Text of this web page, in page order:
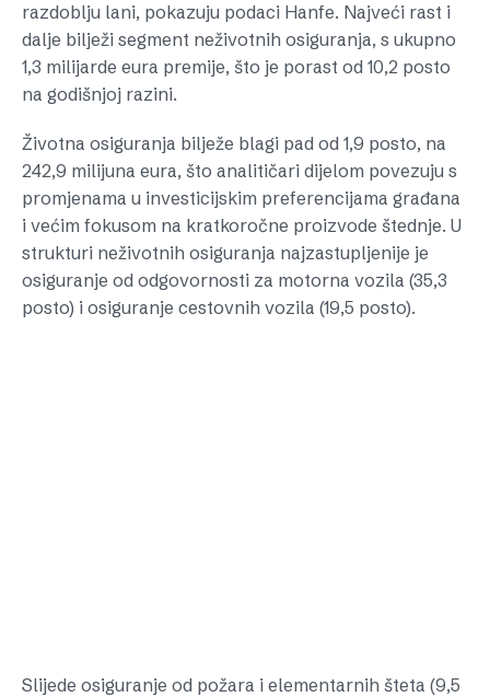
razdoblju lani, pokazuju podaci Hanfe. Najveći rast i
dalje bilježi segment neživotnih osiguranja, s ukupno
1,3 milijarde eura premije, što je porast od 10,2 posto
na godišnjoj razini.
Životna osiguranja bilježe blagi pad od 1,9 posto, na
242,9 milijuna eura, što analitičari dijelom povezuju s
promjenama u investicijskim preferencijama građana
i većim fokusom na kratkoročne proizvode štednje. U
strukturi neživotnih osiguranja najzastupljenije je
osiguranje od odgovornosti za motorna vozila (35,3
posto) i osiguranje cestovnih vozila (19,5 posto).
Slijede osiguranje od požara i elementarnih šteta (9,5